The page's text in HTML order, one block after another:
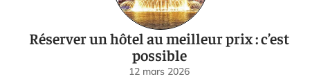
Réserver un hôtel au meilleur prix : c’est
possible
12 mars 2026